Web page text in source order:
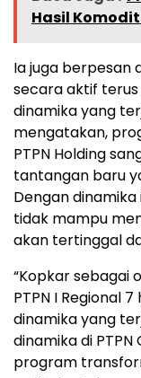
Hasil
Ia juga berpesan
secara aktif
dinamika yang
mengatakan,
PTPN Holding
tantangan baru
Dengan
tidak mampu
akan tertinggal
“Kopkar sebagai
PTPN I Regional
dinamika yang
dinamika di
program